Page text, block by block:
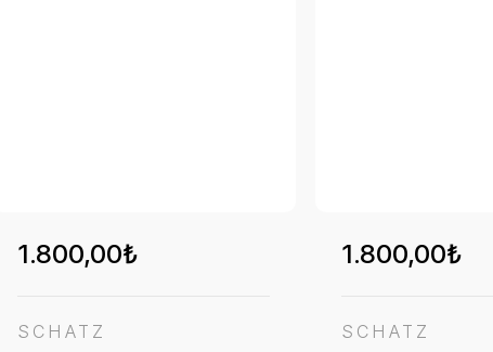
1.800,00₺
SCHATZ
1.800,00₺
SCHATZ